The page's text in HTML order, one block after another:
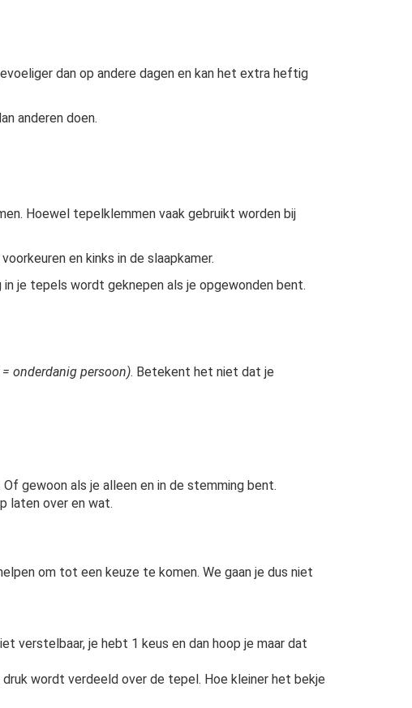
dan op andere dagen en kan het extra heftig
anderen doen.
Hoewel tepelklemmen vaak gebruikt worden bij
en kinks in de slaapkamer.
je tepels wordt geknepen als je opgewonden bent.
onderdanig persoon). Betekent het niet dat je
gewoon als je alleen en in de stemming bent.
laten over en wat.
om tot een keuze te komen. We gaan je dus niet
verstelbaar, je hebt 1 keus en dan hoop je maar dat
druk wordt verdeeld over de tepel. Hoe kleiner het bekje